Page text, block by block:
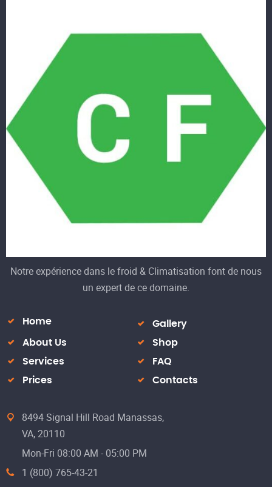
Notre expérience dans le froid & Climatisation font de nous
un expert de ce domaine.
Home
Gallery
About Us
Shop
Services
FAQ
Prices
Contacts
8494 Signal Hill Road Manassas,
VA, 20110
Mon-Fri 08:00 AM - 05:00 PM
1 (800) 765-43-21